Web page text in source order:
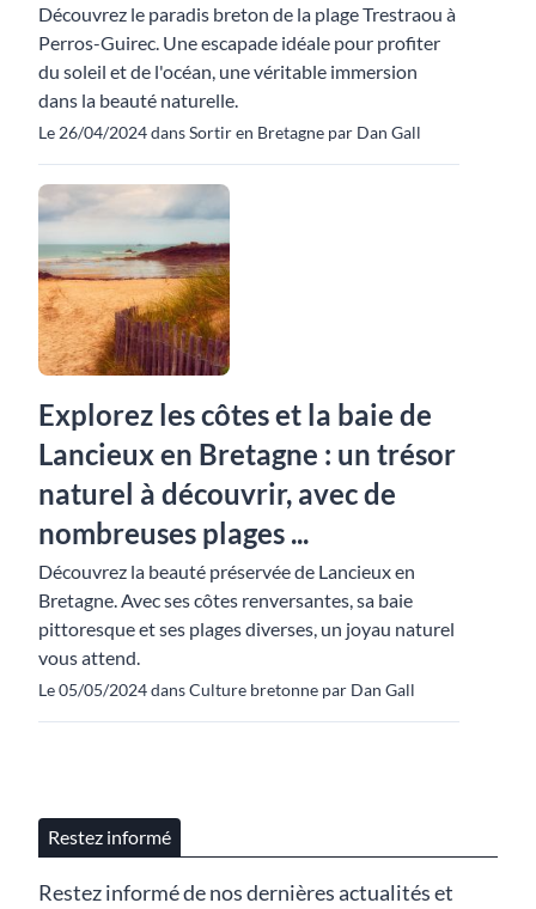
Découvrez le paradis breton de la plage Trestraou à
Perros-Guirec. Une escapade idéale pour profiter
du soleil et de l'océan, une véritable immersion
dans la beauté naturelle.
Le 26/04/2024 dans Sortir en Bretagne par Dan Gall
Explorez les côtes et la baie de
Lancieux en Bretagne : un trésor
naturel à découvrir, avec de
nombreuses plages ...
Découvrez la beauté préservée de Lancieux en
Bretagne. Avec ses côtes renversantes, sa baie
pittoresque et ses plages diverses, un joyau naturel
vous attend.
Le 05/05/2024 dans Culture bretonne par Dan Gall
Restez informé
Restez informé de nos dernières actualités et